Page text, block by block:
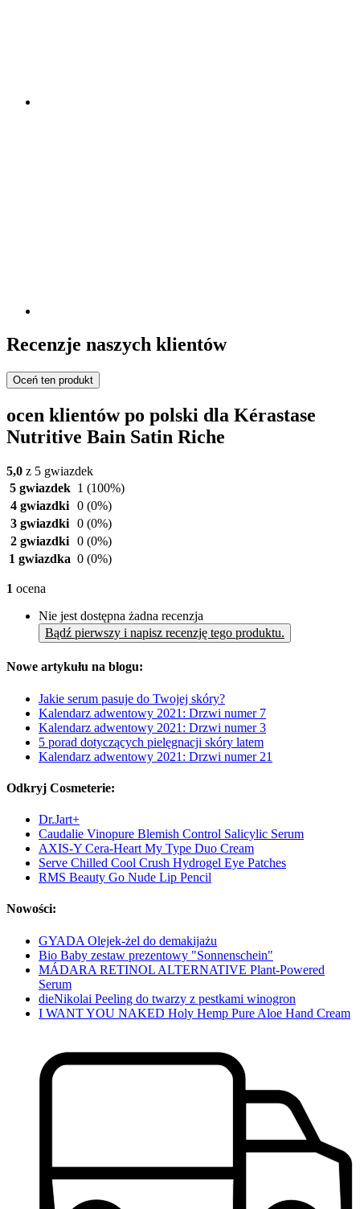
Recenzje naszych klientów
Oceń ten produkt
ocen klientów po polski dla Kérastase
Nutritive Bain Satin Riche
5,0 z 5 gwiazdek
5 gwiazdek 1 (100%)
4 gwiazdki 0 (0%)
3 gwiazdki 0 (0%)
2 gwiazdki 0 (0%)
1 gwiazdka 0 (0%)
1 ocena
Nie jest dostępna żadna recenzja
Bądź pierwszy i napisz recenzję tego produktu.
Nowe artykułu na blogu:
Jakie serum pasuje do Twojej skóry?
Kalendarz adwentowy 2021: Drzwi numer 7
Kalendarz adwentowy 2021: Drzwi numer 3
5 porad dotyczących pielęgnacji skóry latem
Kalendarz adwentowy 2021: Drzwi numer 21
Odkryj Cosmeterie:
Dr.Jart+
Caudalie Vinopure Blemish Control Salicylic Serum
AXIS-Y Cera-Heart My Type Duo Cream
Serve Chilled Cool Crush Hydrogel Eye Patches
RMS Beauty Go Nude Lip Pencil
Nowości:
GYADA Olejek-żel do demakijażu
Bio Baby zestaw prezentowy "Sonnenschein"
MÁDARA RETINOL ALTERNATIVE Plant-Powered
Serum
dieNikolai Peeling do twarzy z pestkami winogron
I WANT YOU NAKED Holy Hemp Pure Aloe Hand Cream